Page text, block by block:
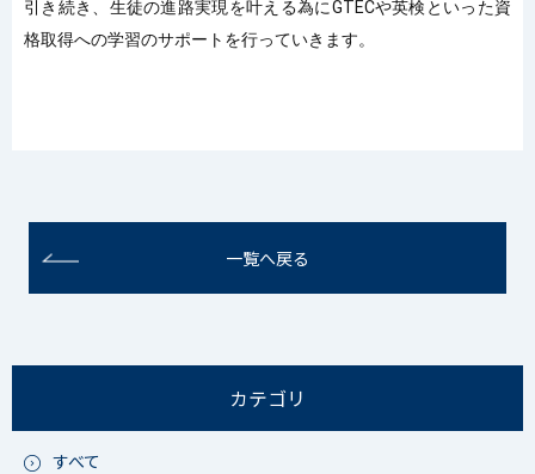
引き続き、生徒の進路実現を叶える為にGTECや英検といった資
格取得への学習のサポートを行っていきます。
一覧へ戻る
カテゴリ
すべて